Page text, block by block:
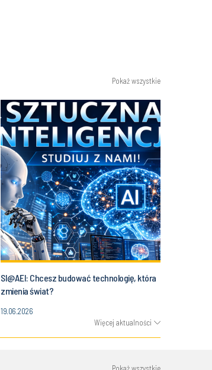
Pokaż wszystkie
SI@AEI: Chcesz budować technologię, która
zmienia świat?
19.06.2026
Więcej aktualności